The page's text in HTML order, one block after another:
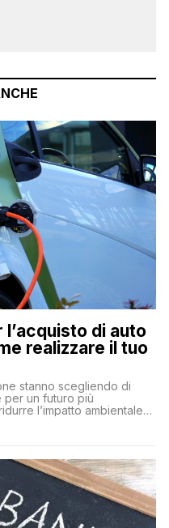
di auto
realizzare il tuo
stanno scegliendo di
per un futuro più
l’impatto ambientale,
termine, come minori costi